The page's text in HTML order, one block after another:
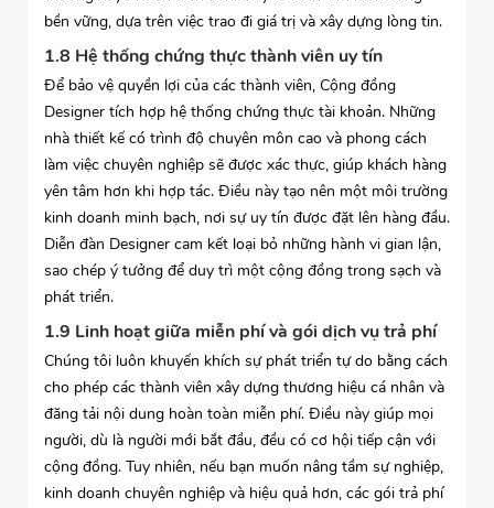
bền vững, dựa trên việc trao đi giá trị và xây dựng lòng tin.
1.8 Hệ thống chứng thực thành viên uy tín
Để bảo vệ quyền lợi của các thành viên, Cộng đồng
Designer tích hợp hệ thống chứng thực tài khoản. Những
nhà thiết kế có trình độ chuyên môn cao và phong cách
làm việc chuyên nghiệp sẽ được xác thực, giúp khách hàng
yên tâm hơn khi hợp tác. Điều này tạo nên một môi trường
kinh doanh minh bạch, nơi sự uy tín được đặt lên hàng đầu.
Diễn đàn Designer cam kết loại bỏ những hành vi gian lận,
sao chép ý tưởng để duy trì một cộng đồng trong sạch và
phát triển.
1.9 Linh hoạt giữa miễn phí và gói dịch vụ trả phí
Chúng tôi luôn khuyến khích sự phát triển tự do bằng cách
cho phép các thành viên xây dựng thương hiệu cá nhân và
đăng tải nội dung hoàn toàn miễn phí. Điều này giúp mọi
người, dù là người mới bắt đầu, đều có cơ hội tiếp cận với
cộng đồng. Tuy nhiên, nếu bạn muốn nâng tầm sự nghiệp,
kinh doanh chuyên nghiệp và hiệu quả hơn, các gói trả phí